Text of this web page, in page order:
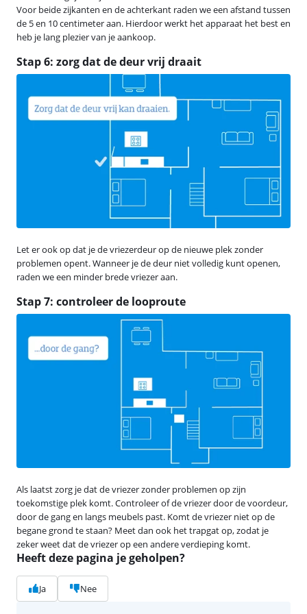
Voor beide zijkanten en de achterkant raden we een afstand tussen
de 5 en 10 centimeter aan. Hierdoor werkt het apparaat het best en
heb je lang plezier van je aankoop.
Stap 6: zorg dat de deur vrij draait
Let er ook op dat je de vriezerdeur op de nieuwe plek zonder
problemen opent. Wanneer je de deur niet volledig kunt openen,
raden we een minder brede vriezer aan.
Stap 7: controleer de looproute
Als laatst zorg je dat de vriezer zonder problemen op zijn
toekomstige plek komt. Controleer of de vriezer door de voordeur,
door de gang en langs meubels past. Komt de vriezer niet op de
begane grond te staan? Meet dan ook het trapgat op, zodat je
zeker weet dat de vriezer op een andere verdieping komt.
Heeft deze pagina je geholpen?
Ja Nee